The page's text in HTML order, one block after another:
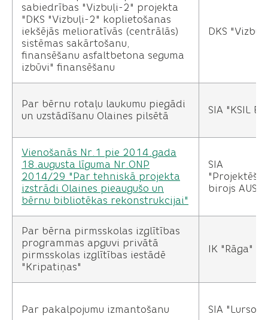
sabiedrības "Vizbuļi-2" projekta
"DKS "Vizbuļi-2" koplietošanas
iekšējās melioratīvās (centrālās)
sistēmas sakārtošanu,
finansēšanu asfaltbetona seguma
izbūvi" finansēšanu
DKS
Par bērnu rotaļu laukumu piegādi
un uzstādīšanu Olaines pilsētā
SIA "KSIL
Vienošanās Nr.1 pie 2014.gada
18.augusta līguma Nr.ONP
2014/29 "Par tehniskā projekta
izstrādi Olaines pieaugušo un
bērnu bibliotēkas rekonstrukcijai"
SIA
birojs
Par bērna pirmsskolas izglītības
programmas apguvi privātā
pirmsskolas izglītības iestādē
"Kripatiņas"
IK "Rāga"
Par pakalpojumu izmantošanu SIA "Lursoft